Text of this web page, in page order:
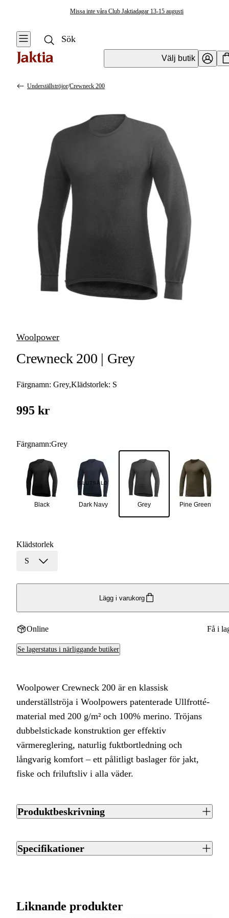
Missa inte våra Club Jaktiadagar 13-15 augusti
Välj butik
Kängor & Skor
Huvudbonader
Underställ
Byxor & Shorts
Underkläder &
Sockor
Underställsbyxor
Kalsonger
Underställströjor/Crewneck 200
Woolpower
Crewneck 200 | Grey
Färgnamn: Grey,Klädstorlek: S
995 kr
Färgnamn:Grey
Black Dark Navy
SLUTSÅLD
Grey Pine Green
Klädstorlek
S
Lägg i varukorg
Online Få i
Se lagerstatus i närliggande butiker
Woolpower Crewneck 200 är en klassisk
underställströja i Woolpowers patenterade Ullfrotté-
material med 200 g/m² och 100% merino. Tröjans
dubbelstickade konstruktion ger effektiv
värmereglering, naturlig fuktbortledning och
långvarig komfort – ett pålitligt baslager för jakt,
fiske och friluftsliv i alla väder.
Produktbeskrivning
baslagerströjor – och med rätta. Tillverkad i Sverige av
100% merino i det patenterade Ullfrotté-materialet med 200
frotté-insida som värmer och transporterar fukt bort från
Specifikationer
Liknande produkter